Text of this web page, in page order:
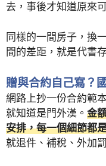
去，事後才知道原來
同樣的一間房子，換
間的差距，就是代書
贈與合約自己寫？
網路上抄一份合約範
就知道是門外漢。 金
安排，每一個細節都
就退件、補稅、外加